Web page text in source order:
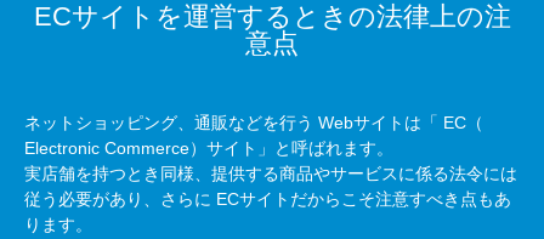
ECサイトを運営するときの法律上の注
意点
ネットショッピング、通販などを行う Webサイトは「 EC （
Electronic Commerce）サイト」と呼ばれます。
実店舗を持つとき同様、提供する商品やサービスに係る法令には
従う必要があり、さらに ECサイトだからこそ注意すべき点もあ
ります。